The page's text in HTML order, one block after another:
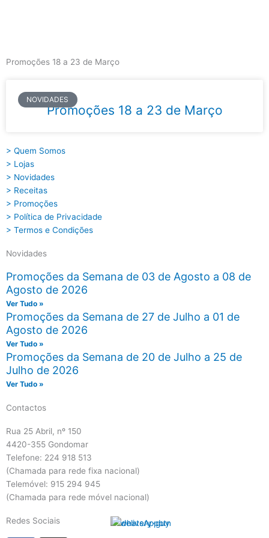
Promoções 18 a 23 de Março
NOVIDADES
Promoções 18 a 23 de Março
> Quem Somos
> Lojas
> Novidades
> Receitas
> Promoções
> Política de Privacidade
> Termos e Condições
Novidades
Promoções da Semana de 03 de Agosto a 08 de
Agosto de 2026
Ver Tudo »
Promoções da Semana de 27 de Julho a 01 de
Agosto de 2026
Ver Tudo »
Promoções da Semana de 20 de Julho a 25 de
Julho de 2026
Ver Tudo »
Contactos
Rua 25 Abril, nº 150
4420-355 Gondomar
Telefone: 224 918 513
(Chamada para rede fixa nacional)
Telemóvel: 915 294 945
(Chamada para rede móvel nacional)
Redes Sociais